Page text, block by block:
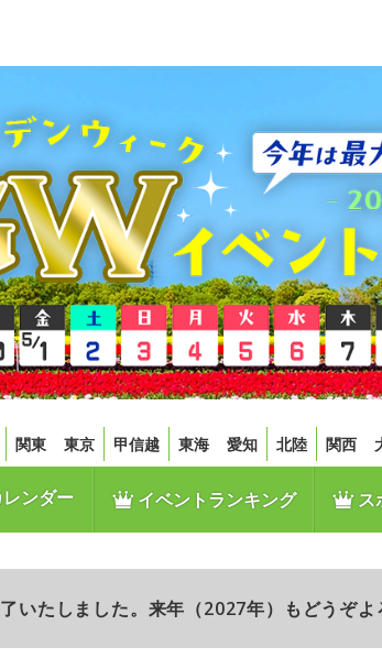
関東 東京 甲信越 東海 愛知 北陸 関西
ンダー イベントランキング ス
いたしました。来年（2027年）もどうぞよ